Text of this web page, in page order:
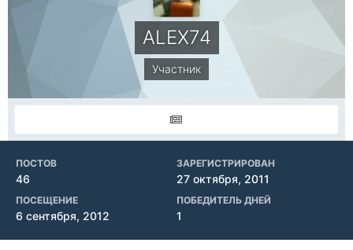
ALEX74
Участник
ПОСТОВ
46
ЗАРЕГИСТРИРОВАН
27 октября, 2011
ПОСЕЩЕНИЕ
6 сентября, 2012
ПОБЕДИТЕЛЬ ДНЕЙ
1